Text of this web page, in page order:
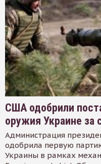
США одобрили
оружия Украине за
Администрация
одобрила первую
Украины в рамках